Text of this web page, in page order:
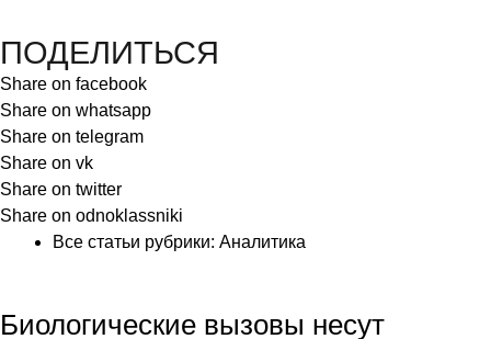
ПОДЕЛИТЬСЯ
Share on facebook
Share on whatsapp
Share on telegram
Share on vk
Share on twitter
Share on odnoklassniki
Все статьи рубрики: Аналитика
Биологические вызовы несут